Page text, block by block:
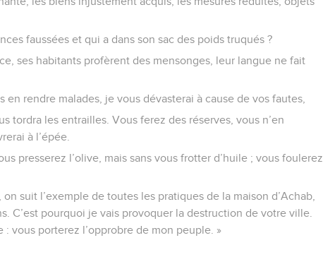
faussées et qui a dans son sac des poids truqués ?
ses habitants profèrent des mensonges, leur langue ne fait
en rendre malades, je vous dévasterai à cause de vos fautes,
tordra les entrailles. Vous ferez des réserves, vous n’en
à l’épée.
presserez l’olive, mais sans vous frotter d’huile ; vous foulerez
suit l’exemple de toutes les pratiques de la maison d’Achab,
C’est pourquoi je vais provoquer la destruction de votre ville.
vous porterez l’opprobre de mon peuple. »